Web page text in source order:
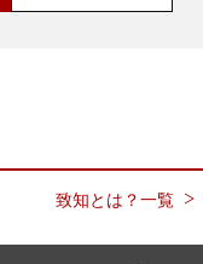
致知とは？一覧